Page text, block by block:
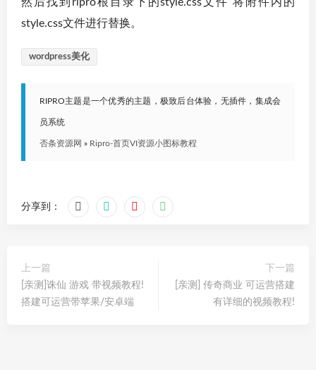
然后找到ripro根目录下的style.css文件 将附件内的
style.css文件进行替换。
wordpress美化
RIPRO主题是一个优秀的主题，极致后台体验，无插件，集成会
员系统
否条资源网 » Ripro-首页VI资源小图标教程
分享到：
上一篇
[亲测]诛仙 游戏 带视频教程!
搭建可运营带苹果/安卓端
下一篇
[亲测] 传奇商业 可运营搭建
有详细的视频教程!